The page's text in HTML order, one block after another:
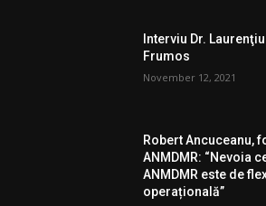
Interviu Dr.
Frumos
November 12, 2021
Robert Ancuceanu,
ANMDMR: “Nevoia
ANMDMR este de
operațională”